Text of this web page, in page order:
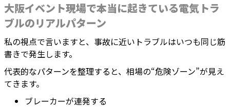
大阪イベント現場で本当に起きている電気トラ
ブルのリアルパターン
私の視点で言いますと、事故に近いトラブルはいつも同じ筋
書きで発生します。
代表的なパターンを整理すると、相場の“危険ゾーン”が見え
てきます。
ブレーカーが連発する